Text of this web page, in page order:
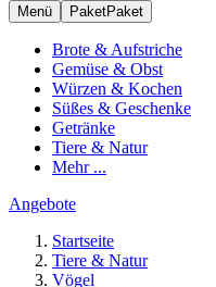
Menü PaketPaket
Brote & Aufstriche
Gemüse & Obst
Würzen & Kochen
Süßes & Geschenke
Getränke
Tiere & Natur
Mehr ...
Angebote
Startseite
Tiere & Natur
Vögel